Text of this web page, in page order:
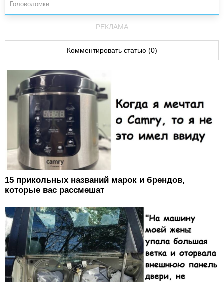
Головоломки
РЕКЛАМА
Комментировать статью (0)
15 прикольных названий марок и брендов,
которые вас рассмешат